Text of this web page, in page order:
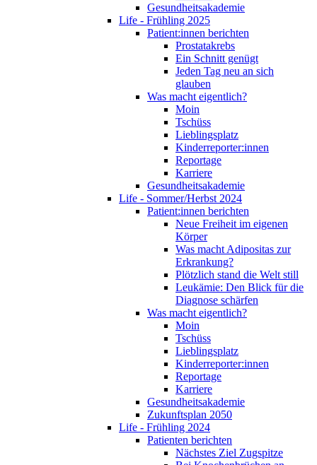
Gesundheitsakademie
Life - Frühling 2025
Patient:innen berichten
Prostatakrebs
Ein Schnitt genügt
Jeden Tag neu an sich
glauben
Was macht eigentlich?
Moin
Tschüss
Lieblingsplatz
Kinderreporter:innen
Reportage
Karriere
Gesundheitsakademie
Life - Sommer/Herbst 2024
Patient:innen berichten
Neue Freiheit im eigenen
Körper
Was macht Adipositas zur
Erkrankung?
Plötzlich stand die Welt still
Leukämie: Den Blick für die
Diagnose schärfen
Was macht eigentlich?
Moin
Tschüss
Lieblingsplatz
Kinderreporter:innen
Reportage
Karriere
Gesundheitsakademie
Zukunftsplan 2050
Life - Frühling 2024
Patienten berichten
Nächstes Ziel Zugspitze